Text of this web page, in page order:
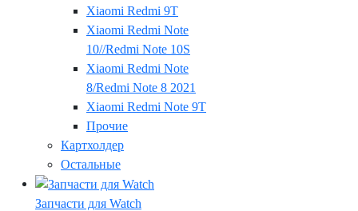
Xiaomi Redmi 9T
Xiaomi Redmi Note
10//Redmi Note 10S
Xiaomi Redmi Note
8/Redmi Note 8 2021
Xiaomi Redmi Note 9T
Прочие
Картхолдер
Остальные
Запчасти для Watch